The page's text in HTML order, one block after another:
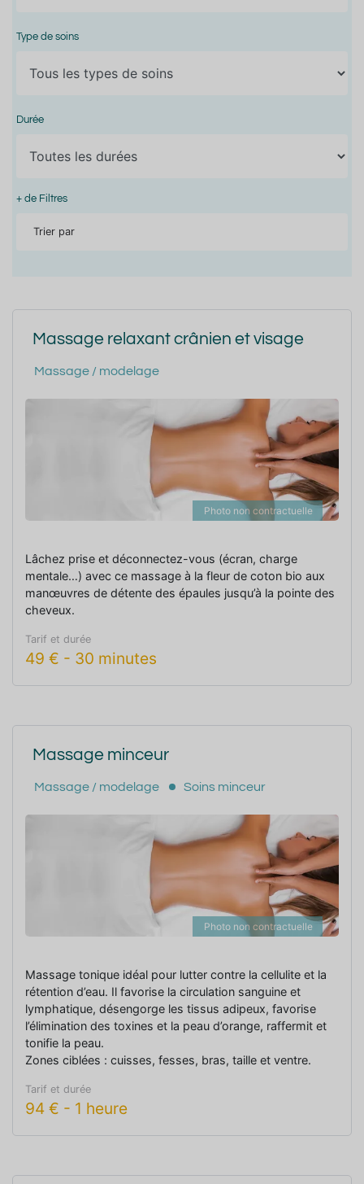
Type de soins
Durée
+ de Filtres
Trier par
Massage relaxant crânien et visage
Massage / modelage
Photo non contractuelle
Lâchez prise et déconnectez-vous (écran, charge
mentale…) avec ce massage à la fleur de coton bio aux
manœuvres de détente des épaules jusqu’à la pointe des
cheveux.
Tarif et durée
49 € - 30 minutes
Massage minceur
Massage / modelage Soins minceur
Photo non contractuelle
Massage tonique idéal pour lutter contre la cellulite et la
rétention d’eau. Il favorise la circulation sanguine et
lymphatique, désengorge les tissus adipeux, favorise
l’élimination des toxines et la peau d’orange, raffermit et
tonifie la peau.
Zones ciblées : cuisses, fesses, bras, taille et ventre.
Tarif et durée
94 € - 1 heure